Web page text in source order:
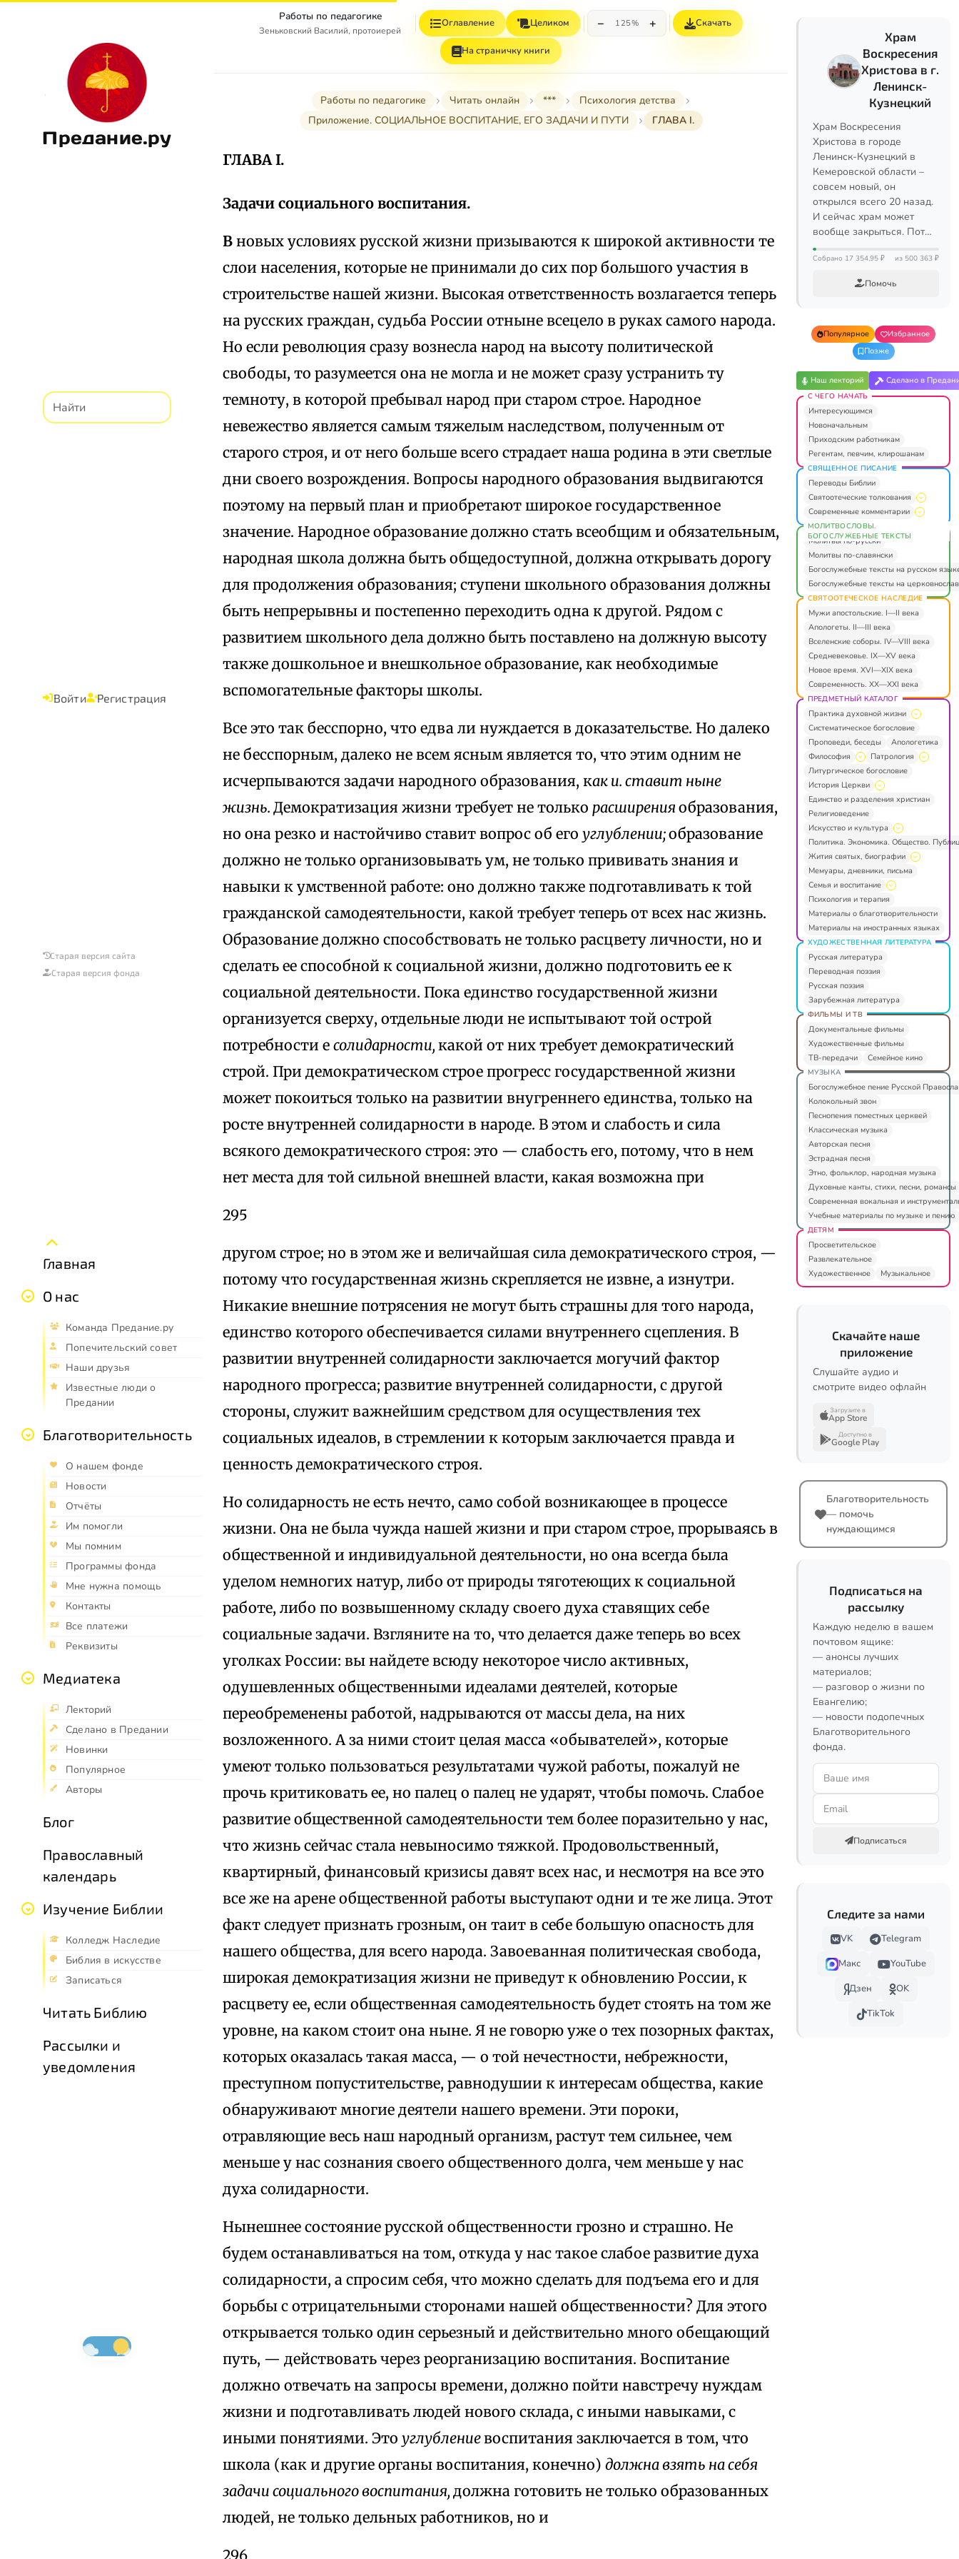
Предание.ру
Войти Регистрация
Старая версия сайта
Старая версия фонда
Главная
О нас
Команда Предание.ру
Попечительский совет
Наши друзья
Известные люди о
Предании
Благотворительность
О нашем фонде
Новости
Отчёты
Им помогли
Мы помним
Программы фонда
Мне нужна помощь
Контакты
Все платежи
Реквизиты
Медиатека
Лекторий
Сделано в Предании
Новинки
Популярное
Авторы
Блог
Православный
календарь
Изучение Библии
Колледж Наследие
Библия в искусстве
Записаться
Читать Библию
Рассылки и
уведомления
Работы по педагогике
Зеньковский Василий, протоиерей
Оглавление Целиком − 125% + Скачать
На страничку книги
Работы по педагогике Читать онлайн ***
Психология детства
Приложение. СОЦИАЛЬНОЕ ВОСПИТАНИЕ, ЕГО ЗАДАЧИ И ПУТИ
ГЛАВА I.
ГЛАВА I.
Задачи социального воспитания.
В новых условиях русской жизни призываются к широкой активности те
слои населения, которые не принимали до сих пор большого участия в
строительстве нашей жизни. Высокая ответственность возлагается теперь
на русских граждан, судьба России отныне всецело в руках самого народа.
Но если революция сразу вознесла народ на высоту политической
свободы, то разумеется она не могла и не может сразу устранить ту
темноту, в которой пребывал народ при старом строе. Народное
невежество является самым тяжелым наследством, полученным от
старого строя, и от него больше всего страдает наша родина в эти светлые
дни своего возрождения. Вопросы народного образования выдвигаются
поэтому на первый план и приобретают широкое государственное
значение. Народное образование должно стать всеобщим и обязательным,
народная школа должна быть общедоступной, должна открывать дорогу
для продолжения образования; ступени школьного образования должны
быть непрерывны и постепенно переходить одна к другой. Рядом с
развитием школьного дела должно быть поставлено на должную высоту
также дошкольное и внешкольное образование, как необходимые
вспомогательные факторы школы.
Все это так бесспорно, что едва ли нуждается в доказательстве. Но далеко
не бесспорным, далеко не всем ясным является то, что этим одним не
исчерпываются задачи народного образования, как и. ставит ныне
жизнь. Демократизация жизни требует не только расширенияобразования,
но она резко и настойчиво ставит вопрос об его углублении;образование
должно не только организовывать ум, не только прививать знания и
навыки к умственной работе: оно должно также подготавливать к той
гражданской самодеятельности, какой требует теперь от всех нас жизнь.
Образование должно способствовать не только расцвету личности, но и
сделать ее способной к социальной жизни, должно подготовить ее к
социальной деятельности. Пока единство государственной жизни
организуется сверху, отдельные люди не испытывают той острой
потребности е солидарности, какой от них требует демократический
строй. При демократическом строе прогресс государственной жизни
может покоиться только на развитии внугреннего единства, только на
росте внутренней солидарности в народе. В этом и слабость и сила
всякого демократического строя: это — слабость его, потому, что в нем
нет места для той сильной внешней власти, какая возможна при
295
другом строе; но в этом же и величайшая сила демократического строя, —
потому что государственная жизнь скрепляется не извне, а изнутри.
Никакие внешние потрясения не могут быть страшны для того народа,
единство которого обеспечивается силами внутреннего сцепления. В
развитии внутренней солидарности заключается могучий фактор
народного прогресса; развитие внутренней солидарности, с другой
стороны, служит важнейшим средством для осуществления тех
социальных идеалов, в стремлении к которым заключается правда и
ценность демократического строя.
Но солидарность не есть нечто, само собой возникающее в процессе
жизни. Она не была чужда нашей жизни и при старом строе, прорываясь в
общественной и индивидуальной деятельности, но она всегда была
уделом немногих натур, либо от природы тяготеющих к социальной
работе, либо по возвышенному складу своего духа ставящих себе
социальные задачи. Взгляните на то, что делается даже теперь во всех
уголках России: вы найдете всюду некоторое число активных,
одушевленных общественными идеалами деятелей, которые
переобременены работой, надрываются от массы дела, на них
возложенного. А за ними стоит целая масса «обывателей», которые
умеют только пользоваться результатами чужой работы, пожалуй не
прочь критиковать ее, но палец о палец не ударят, чтобы помочь. Слабое
развитие общественной самодеятельности тем более поразительно у нас,
что жизнь сейчас стала невыносимо тяжкой. Продовольственный,
квартирный, финансовый кризисы давят всех нас, и несмотря на все это
все же на арене общественной работы выступают одни и те же лица. Этот
факт следует признать грозным, он таит в себе большую опасность для
нашего общества, для всего народа. Завоеванная политическая свобода,
широкая демократизация жизни не приведут к обновлению России, к
расцвету ее, если общественная самодеятельность будет стоять на том же
уровне, на каком стоит она ныне. Я не говорю уже о тех позорных фактах,
которых оказалась такая масса, — о той нечестности, небрежности,
преступном попустительстве, равнодушии к интересам общества, какие
обнаруживают многие деятели нашего времени. Эти пороки,
отравляющие весь наш народный организм, растут тем сильнее, чем
меньше у нас сознания своего общественного долга, чем меньше у нас
духа солидарности.
Нынешнее состояние русской общественности грозно и страшно. Не
будем останавливаться на том, откуда у нас такое слабое развитие духа
солидарности, а спросим себя, что можно сделать для подъема его и для
борьбы с отрицательными сторонами нашей общественности? Для этого
открывается только один серьезный и действительно много обещающий
путь, — действовать через реорганизацию воспитания. Воспитание
должно отвечать на запросы времени, должно пойти навстречу нуждам
жизни и подготавливать людей нового склада, с иными навыками, с
иными понятиями. Это углублениевоспитания заключается в том, что
школа (как и другие органы воспитания, конечно) должна взять на себя
задачи социального воспитания, должна готовить не только образованных
людей, не только дельных работников, но и
296
Храм
Воскресения
Христова в г.
Ленинск-
Кузнецкий
Храм Воскресения
Христова в городе
Ленинск-Кузнецкий в
Кемеровской области –
совсем новый, он
открылся всего 20 назад.
И сейчас храм может
вообще закрыться. Пот…
Собрано 17 354,95 ₽ из 500 363 ₽
Помочь
Популярное
Избранное
Позже
Наш лекторий Сделано в
С ЧЕГО НАЧАТЬ
Интересующимся
Новоначальным
Приходским работникам
Регентам, певчим, клирошанам
СВЯЩЕННОЕ ПИСАНИЕ
Переводы Библии
Святоотеческие толкования
Современные комментарии
МОЛИТВОСЛОВЫ.
БОГОСЛУЖЕБНЫЕ ТЕКСТЫ
Молитвы по-русски
Молитвы по-славянски
Богослужебные тексты на русском
Богослужебные тексты на
СВЯТООТЕЧЕСКОЕ НАСЛЕДИЕ
Мужи апостольские. I—II века
Апологеты. II—III века
Вселенские соборы. IV—VIII века
Средневековье. IX—XV века
Новое время. XVI—XIX века
Современность. XX—XXI века
ПРЕДМЕТНЫЙ КАТАЛОГ
Практика духовной жизни
Систематическое богословие
Проповеди, беседы
Апологетика
Философия
Патрология
Литургическое богословие
История Церкви
Единство и разделения христиан
Религиоведение
Искусство и культура
Политика. Экономика. Общество.
Жития святых, биографии
Мемуары, дневники, письма
Семья и воспитание
Психология и терапия
Материалы о благотворительности
Материалы на иностранных языках
ХУДОЖЕСТВЕННАЯ ЛИТЕРАТУРА
Русская литература
Переводная поэзия
Русская поэзия
Зарубежная литература
ФИЛЬМЫ И ТВ
Документальные фильмы
Художественные фильмы
ТВ-передачи
Семейное кино
МУЗЫКА
Богослужебное пение Русской
Колокольный звон
Песнопения поместных церквей
Классическая музыка
Авторская песня
Эстрадная песня
Этно, фольклор, народная музыка
Духовные канты, стихи, песни, романсы
Современная вокальная и
Учебные материалы по музыке и пению
ДЕТЯМ
Просветительское
Развлекательное
Художественное
Музыкальное
Скачайте наше
приложение
Слушайте аудио и
смотрите видео офлайн
Загрузите в
App Store
Доступно в
Google Play
Благотворительность
— помочь
нуждающимся
Подписаться на
рассылку
Каждую неделю в вашем
почтовом ящике:
— анонсы лучших
материалов;
— разговор о жизни по
Евангелию;
— новости подопечных
Благотворительного
фонда.
Подписаться
Следите за нами
VK
Telegram
Макс
YouTube
Дзен
OK
TikTok